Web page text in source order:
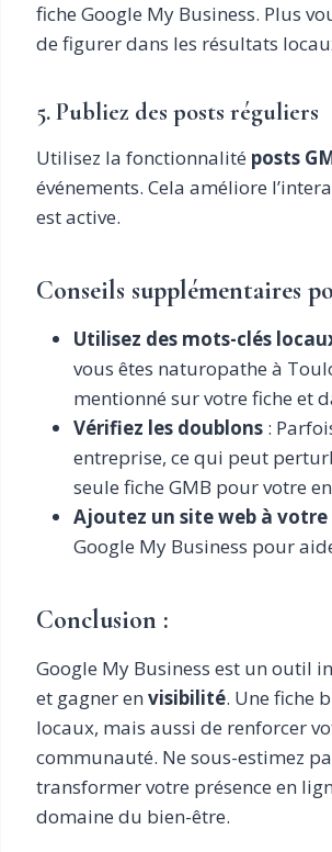
fiche Google My Business. Plus
de figurer dans les résultats
5. Publiez des posts réguliers
Utilisez la fonctionnalité posts
événements. Cela améliore
est active.
Conseils supplémentaires
Utilisez des mots-clés
vous êtes naturopathe à
mentionné sur votre fiche et
Vérifiez les doublons :
entreprise, ce qui peut
seule fiche GMB pour votre
Ajoutez un site web à
Google My Business pour
Conclusion :
Google My Business est un outil
et gagner en visibilité. Une fiche
locaux, mais aussi de renforcer
communauté. Ne sous-estimez
transformer votre présence en
domaine du bien-être.